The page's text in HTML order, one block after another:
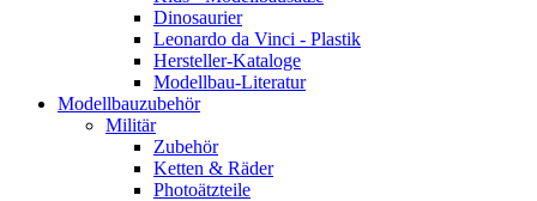
Dinosaurier
Leonardo da Vinci - Plastik
Hersteller-Kataloge
Modellbau-Literatur
Modellbauzubehör
Militär
Zubehör
Ketten & Räder
Photoätzteile